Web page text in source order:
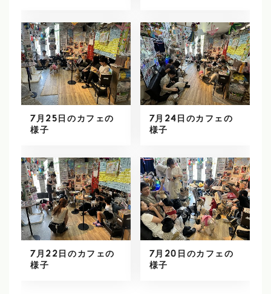
7月25日のカフェの
様子
7月24日のカフェの
様子
7月22日のカフェの
様子
7月20日のカフェの
様子